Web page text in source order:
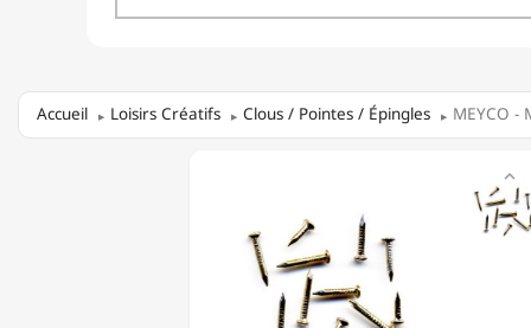
Accueil Loisirs Créatifs Clous / Pointes / Épingles MEYCO -
